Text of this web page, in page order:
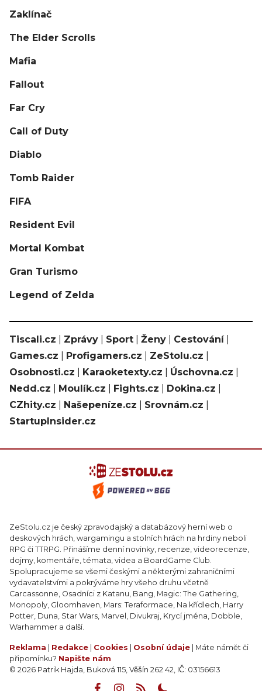
Zaklínač
The Elder Scrolls
Mafia
Fallout
Far Cry
Call of Duty
Diablo
Tomb Raider
FIFA
Resident Evil
Mortal Kombat
Gran Turismo
Legend of Zelda
Tiscali.cz Zprávy Sport Ženy Cestování|
Games.cz
Profigamers.cz ZeStolu.cz
Osobnosti.cz
Karaoketexty.cz Úschovna.cz
Nedd.cz
Moulík.cz Fights.cz Dokina.cz
CZhity.cz
Našepeníze.cz Srovnám.cz
StartupInsider.cz
ZeStolu.cz je český zpravodajský a databázový herní web o
deskových hrách, wargamingu a stolních hrách na hrdiny neboli
RPG či TTRPG. Přinášíme denní novinky, recenze, videorecenze,
dojmy, komentáře, témata, videa a BoardGame Club.
Spolupracujeme se všemi českými a některými zahraničními
vydavatelstvími a pokrýváme hry všeho druhu včetně
Carcassonne, Osadníci z Katanu, Bang, Magic: The Gathering,
Monopoly, Gloomhaven, Mars: Teraformace, Na křídlech, Harry
Potter, Duna, Star Wars, Marvel, Divukraj, Krycí jména, Dobble,
Warhammer a další.
Reklama Redakce Cookies Osobní údaje | Máte námět či
připomínku? Napište nám
© 2026 Patrik Hajda, Buková 115, Věšín 262 42, IČ: 03156613